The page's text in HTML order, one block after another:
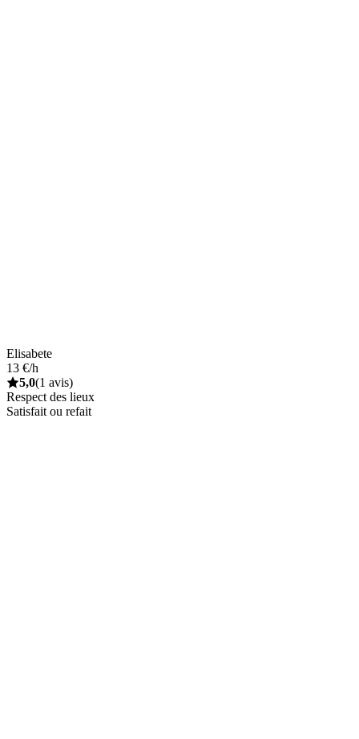
Elisabete
13 €/h
5,0(1 avis)
Respect des lieux
Satisfait ou refait